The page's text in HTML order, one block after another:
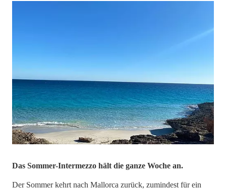
Das Sommer-Intermezzo hält die ganze Woche an.
Der Sommer kehrt nach Mallorca zurück, zumindest für ein